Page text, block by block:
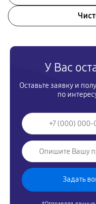
У Вас
Оставьте заявку и
по